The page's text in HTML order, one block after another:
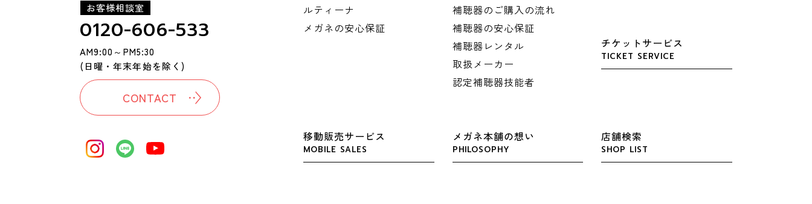
お客様相談室
0120-606-533
AM9:00～PM5:30
(日曜・年末年始を除く)
CONTACT
ルティーナ
メガネの安心保証
補聴器のご購入の流れ
補聴器の安心保証
補聴器レンタル
取扱メーカー
認定補聴器技能者
チケットサービス
TICKET SERVICE
移動販売サービス
MOBILE SALES
メガネ本舗の想い
PHILOSOPHY
店舗検索
SHOP LIST